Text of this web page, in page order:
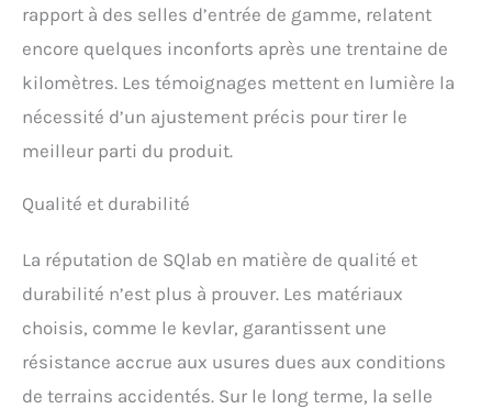
rapport à des selles d’entrée de gamme, relatent
encore quelques inconforts après une trentaine de
kilomètres. Les témoignages mettent en lumière la
nécessité d’un ajustement précis pour tirer le
meilleur parti du produit.
Qualité et durabilité
La réputation de SQlab en matière de qualité et
durabilité n’est plus à prouver. Les matériaux
choisis, comme le kevlar, garantissent une
résistance accrue aux usures dues aux conditions
de terrains accidentés. Sur le long terme, la selle